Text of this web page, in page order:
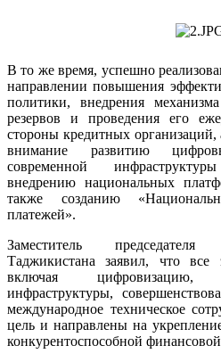
В то же время, успешно
направлении повышения
политики, внедрения
резервов и проведения его
стороны кредитных организаций,
внимание развитию
современной
внедрению национальных
также созданию
платежей».
Заместитель
Таджикистана заявил, что
включая цифровизацию,
инфраструктуры,
международное техническое
цель и направлены на
конкурентоспособной